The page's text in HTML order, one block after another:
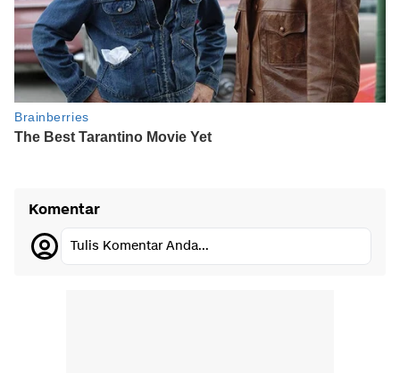
Komentar
Tulis Komentar Anda...